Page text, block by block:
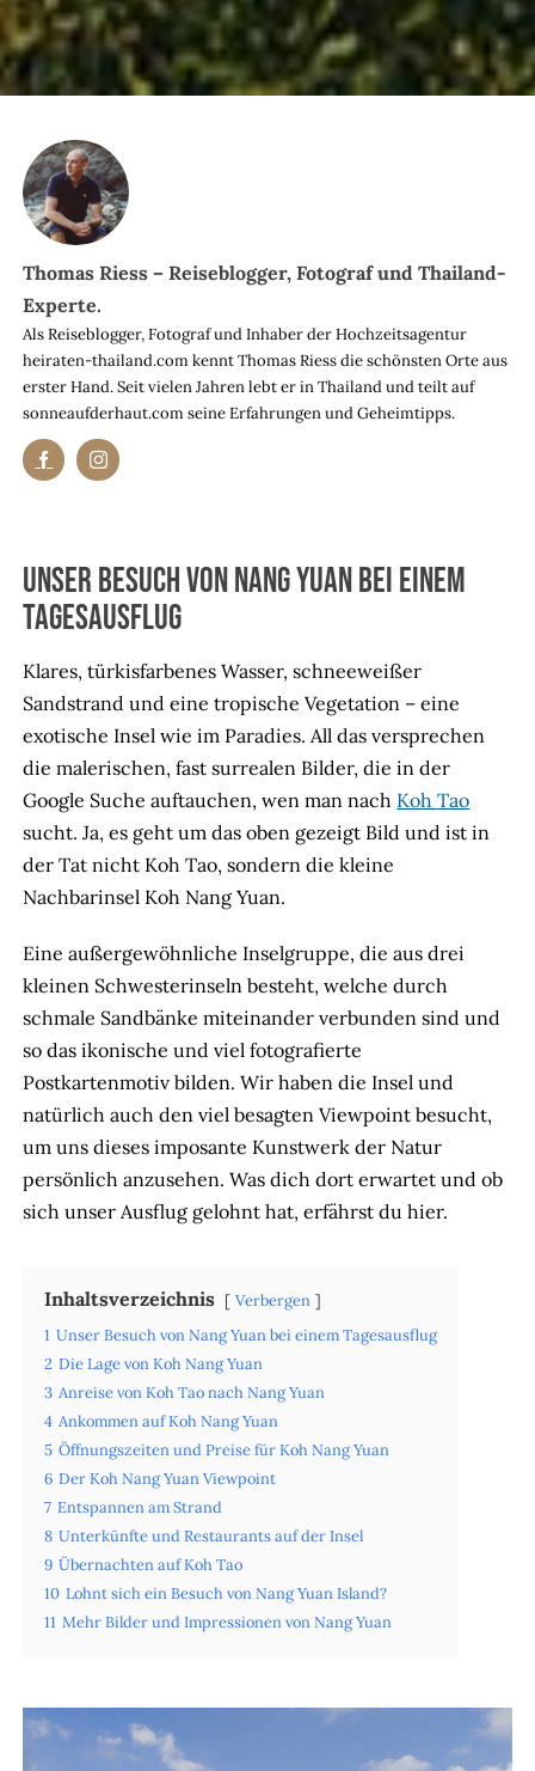
Thomas Riess – Reiseblogger, Fotograf und Thailand-
Experte.
Als Reiseblogger, Fotograf und Inhaber der Hochzeitsagentur
heiraten-thailand.com kennt Thomas Riess die schönsten Orte aus
erster Hand. Seit vielen Jahren lebt er in Thailand und teilt auf
sonneaufderhaut.com seine Erfahrungen und Geheimtipps.
Unser Besuch von Nang Yuan bei einem
Tagesausflug
Klares, türkisfarbenes Wasser, schneeweißer
Sandstrand und eine tropische Vegetation – eine
exotische Insel wie im Paradies. All das versprechen
die malerischen, fast surrealen Bilder, die in der
Google Suche auftauchen, wen man nach Koh Tao
sucht. Ja, es geht um das oben gezeigt Bild und ist in
der Tat nicht Koh Tao, sondern die kleine
Nachbarinsel Koh Nang Yuan.
Eine außergewöhnliche Inselgruppe, die aus drei
kleinen Schwesterinseln besteht, welche durch
schmale Sandbänke miteinander verbunden sind und
so das ikonische und viel fotografierte
Postkartenmotiv bilden. Wir haben die Insel und
natürlich auch den viel besagten Viewpoint besucht,
um uns dieses imposante Kunstwerk der Natur
persönlich anzusehen. Was dich dort erwartet und ob
sich unser Ausflug gelohnt hat, erfährst du hier.
Inhaltsverzeichnis
Verbergen
1 Unser Besuch von Nang Yuan bei einem Tagesausflug
2 Die Lage von Koh Nang Yuan
3 Anreise von Koh Tao nach Nang Yuan
4 Ankommen auf Koh Nang Yuan
5 Öffnungszeiten und Preise für Koh Nang Yuan
6 Der Koh Nang Yuan Viewpoint
7 Entspannen am Strand
8 Unterkünfte und Restaurants auf der Insel
9 Übernachten auf Koh Tao
10 Lohnt sich ein Besuch von Nang Yuan Island?
11 Mehr Bilder und Impressionen von Nang Yuan